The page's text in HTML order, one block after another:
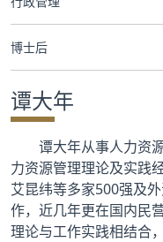
合作交流
党群工作
学生发展
校友服务
人才招聘
博士后
谭大年
谭大年从事人力资
力资源管理理论及实践
艾昆纬等多家500强及
作，近几年更在国内民
理论与工作实践相结合